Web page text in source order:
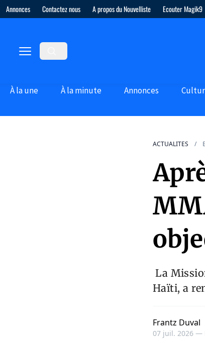
Annonces Contactez nous A propos du Nouvelliste Ecouter Magik9
À la une À la minute Annonces
ACTUALITES
La
Haïti, a
Frantz Duval
07 juil. 2026 —